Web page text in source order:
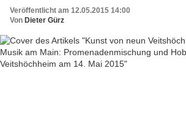
Veröffentlicht am 12.05.2015 14:00
Von Dieter Gürz